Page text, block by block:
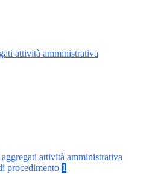
attività amministrativa
attività amministrativa
procedimento 1